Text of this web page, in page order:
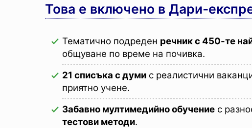
Това е включено в Дари-
Тематично подреден речник с 450-те
общуване по време на почивка.
21 списъка с думи с реалистични
приятно учене.
Забавно мултимедийно обучение с
тестови методи.